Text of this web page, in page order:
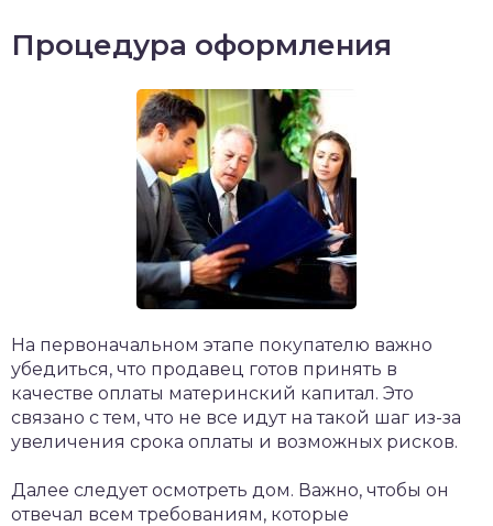
Процедура оформления
На первоначальном этапе покупателю важно
убедиться, что продавец готов принять в
качестве оплаты материнский капитал. Это
связано с тем, что не все идут на такой шаг из-за
увеличения срока оплаты и возможных рисков.
Далее следует осмотреть дом. Важно, чтобы он
отвечал всем требованиям, которые